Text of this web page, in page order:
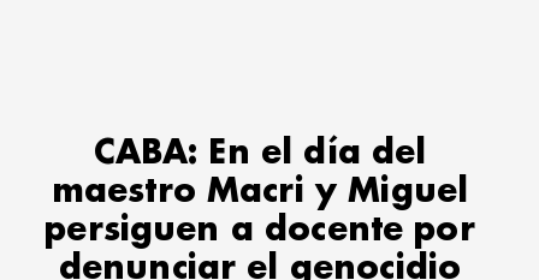
CABA: En el día del
maestro Macri y Miguel
persiguen a docente por
denunciar el genocidio